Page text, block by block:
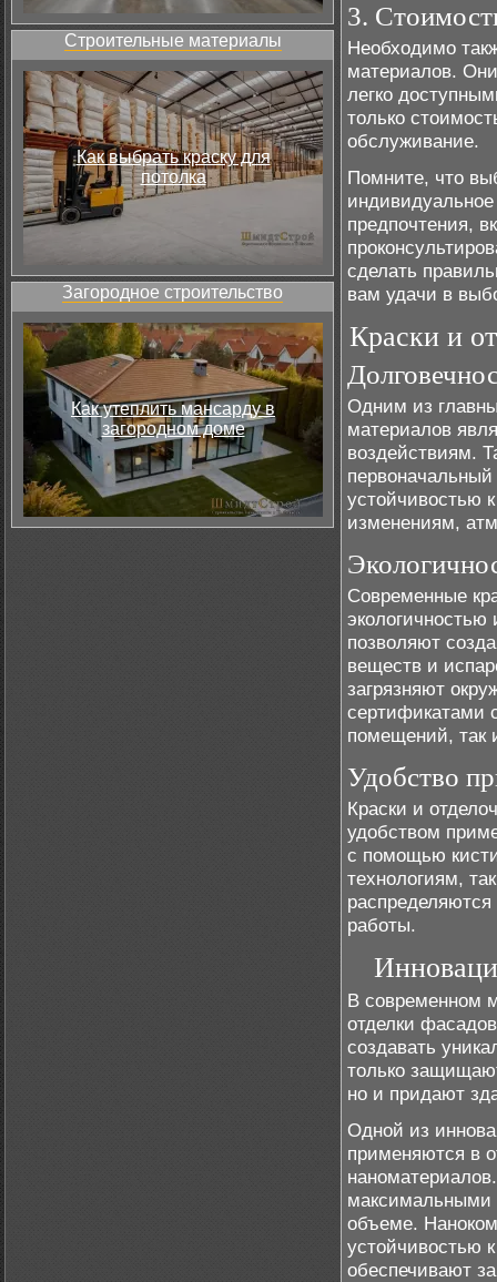
Строительные материалы
Как выбрать краску для
потолка
Загородное строительство
Как утеплить мансарду в
загородном доме
3.
Необходимо
материалов.
легко
только
обслуживание.
Помните, что
предпочтения,
сделать
вам удачи в
Краски и
Одним из
материалов
воздействиям.
устойчивостью
изменениям,
Современные
позволяют
веществ и
загрязняют
сертификатами
помещений, так
Удобство
Краски и
удобством
с помощью
технологиям,
распределяются
работы.
В современном
отделки
создавать
только
но и придают
Одной из
применяются в
максимальными
объеме.
устойчивостью
обеспечивают